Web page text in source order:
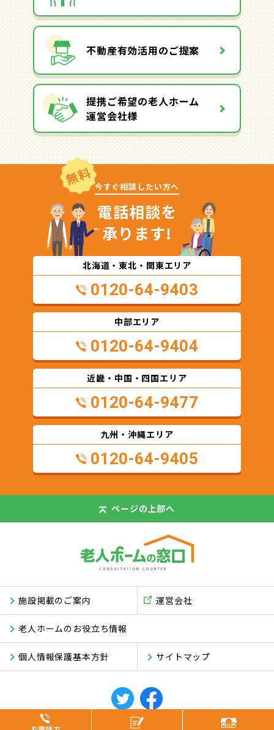
不動産有効活用のご提案
提携ご希望の老人ホーム
運営会社様
無料 今すぐ相談したい方へ
電話相談を
承ります!
北海道・東北・関東エリア
0120-64-9403
中部エリア
0120-64-9404
近畿・中国・四国エリア
0120-64-9477
九州・沖縄エリア
0120-64-9405
ページの上部へ
施設掲載のご案内
老人ホームのお役立ち情報
サイトマップ
運営会社
個人情報保護基本方針
© ASUKI Inc.